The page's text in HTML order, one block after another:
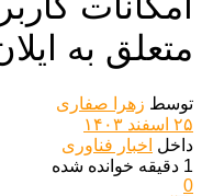
متعلق به
توسط زهرا صفاری
۲۵ اسفند ۱۴۰۳
داخل اخبار فناوری
1 دقیقه خوانده شده
0